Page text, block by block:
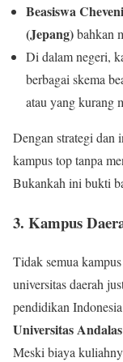
Beasiswa
(Jepang)bahkan
Di dalam negeri,
berbagai skema
atau yang kurang
Dengan strategi dan
kampus top tanpa
Bukankah ini bukti
3. Kampus
Tidak semua
universitas daerah
pendidikan
Universitas Andalas
Meski biaya